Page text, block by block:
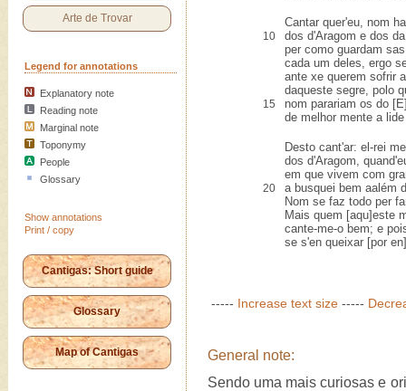
Arte de Trovar
Legend for annotations
Explanatory note
Reading note
Marginal note
Toponymy
People
Glossary
Show annotations
Print / copy
Cantigas: Short guide
Glossary
Map of Cantigas
Cantar quer'eu, nom
10
dos d'Aragom e dos
per como guardam
cada um deles, ergo
ante xe querem sofrir
daqueste segre, polo
15
nom parariam os do
de melhor mente a
Desto cant'ar: el-rei
dos d'Aragom,
em que vivem com
20
a busquei bem aalém
Nom se faz todo per
Mais quem [aqu]este
cante-me-o bem; e
se s'en queixar [por
----- Increase text size -----
General note:
Sendo uma mais curiosas e